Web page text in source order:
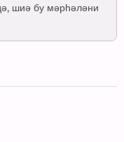
шиә бу мәрһәләни